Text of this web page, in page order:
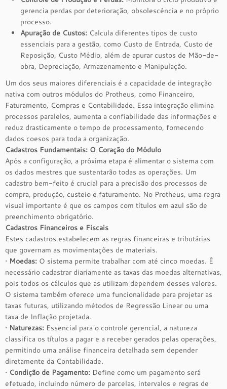
gerencia perdas por deterioração, obsolescência e no próprio
processo.
Apuração de Custos: Calcula diferentes tipos de custo
essenciais para a gestão, como Custo de Entrada, Custo de
Reposição, Custo Médio, além de apurar custos de Mão-de-
obra, Depreciação, Armazenamento e Manipulação.
Um dos seus maiores diferenciais é a capacidade de integração
nativa com outros módulos do Protheus, como Financeiro,
Faturamento, Compras e Contabilidade. Essa integração elimina
processos paralelos, aumenta a confiabilidade das informações e
reduz drasticamente o tempo de processamento, fornecendo
dados coesos para toda a organização.
Cadastros Fundamentais: O Coração do Módulo
Após a configuração, a próxima etapa é alimentar o sistema com
os dados mestres que sustentarão todas as operações. Um
cadastro bem-feito é crucial para a precisão dos processos de
compra, produção, custeio e faturamento. No Protheus, uma regra
visual importante é que os campos com títulos em azul são de
preenchimento obrigatório.
Cadastros Financeiros e Fiscais
Estes cadastros estabelecem as regras financeiras e tributárias
que governam as movimentações de materiais.
• Moedas: O sistema permite trabalhar com até cinco moedas. É
necessário cadastrar diariamente as taxas das moedas alternativas,
pois todos os cálculos que as utilizam dependem desses valores.
O sistema também oferece uma funcionalidade para projetar as
taxas futuras, utilizando métodos de Regressão Linear ou uma
taxa de Inflação projetada.
• Naturezas: Essencial para o controle gerencial, a natureza
classifica os títulos a pagar e a receber gerados pelas operações,
permitindo uma análise financeira detalhada sem depender
diretamente da Contabilidade.
• Condição de Pagamento: Define como um pagamento será
efetuado, incluindo número de parcelas, intervalos e regras de